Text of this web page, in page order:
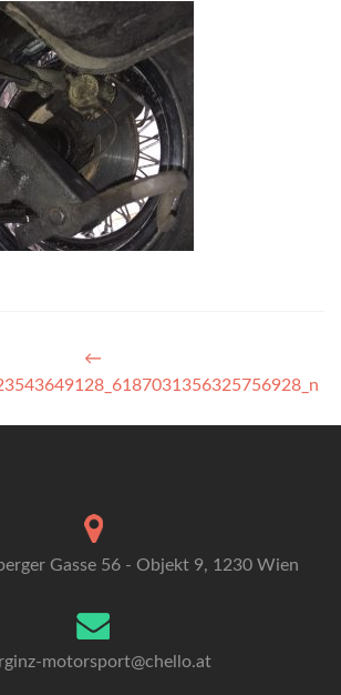
←
Gasse 56 - Objekt 9, 1230 Wien
motorsport@chello.at